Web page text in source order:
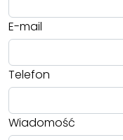
E-mail
Telefon
Wiadomość